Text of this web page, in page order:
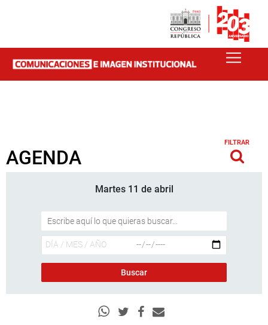
AGENDA
FILTRAR
Martes 11 de abril